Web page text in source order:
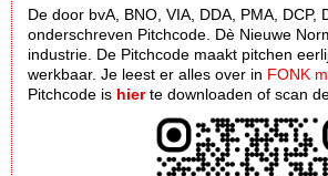
De door bvA, BNO, VIA, DDA, PMA, DCP,
onderschreven Pitchcode. Dè Nieuwe
industrie. De Pitchcode maakt pitchen
werkbaar. Je leest er alles over in FONK
Pitchcode is hierte downloaden of scan